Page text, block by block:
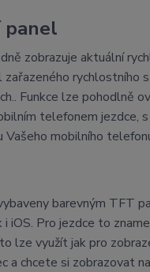
panel
zobrazuje aktuální
rychlostního
Funkce lze pohodlně
telefonem jezdce,
Vašeho mobilního
barevným TFT
Pro jezdce to
využít jak pro
chcete si zobrazovat